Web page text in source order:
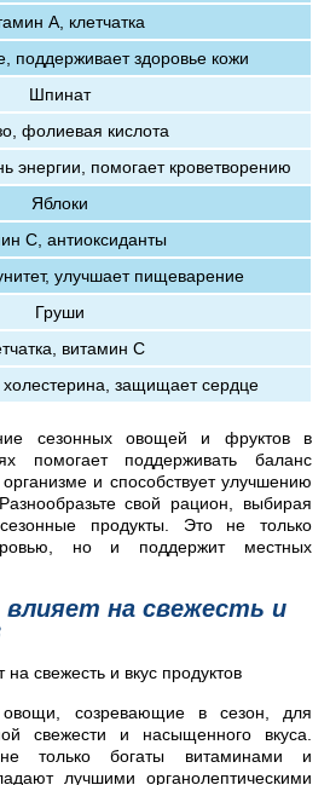
А, клетчатка
поддерживает здоровье кожи
Шпинат
фолиевая кислота
энергии, помогает кроветворению
Яблоки
C, антиоксиданты
улучшает пищеварение
Груши
витамин C
защищает сердце
сезонных овощей и фруктов в
помогает поддерживать баланс
и способствует улучшению
свой рацион, выбирая
продукты. Это не только
но и поддержит местных
влияет на свежесть и
созревающие в сезон, для
свежести и насыщенного вкуса.
только богаты витаминами и
лучшими органолептическими